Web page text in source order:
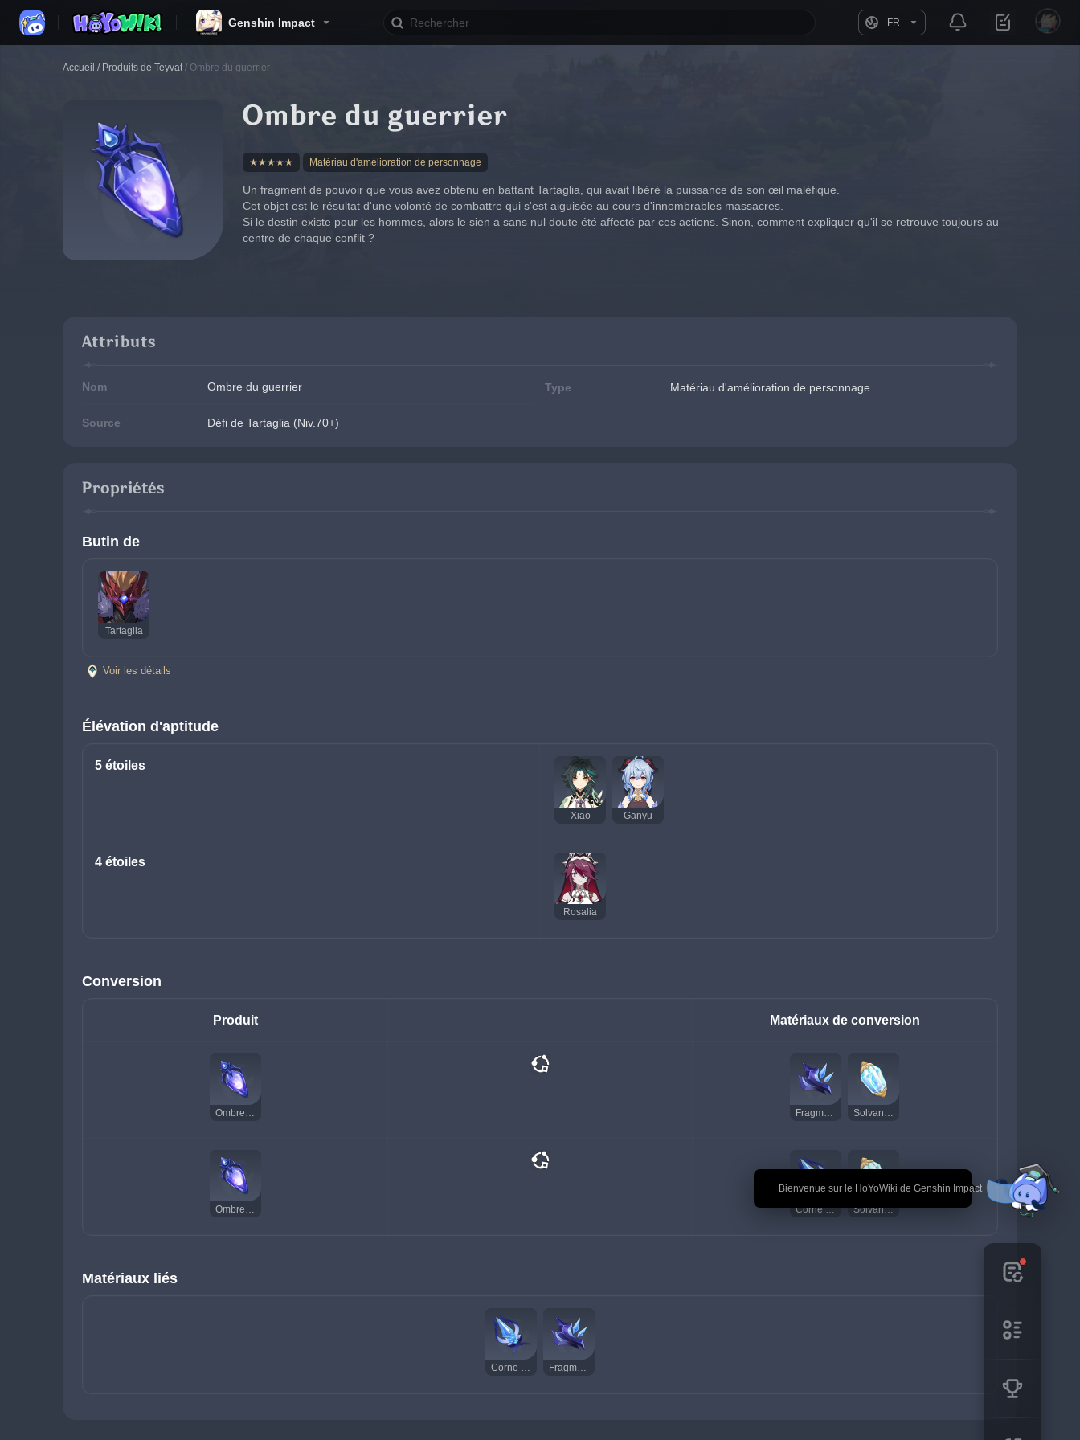
Genshin Impact FR
🎉 Bienvenue sur le HoYoWiki de Genshin Impact
Accueil / Produits de Teyvat / Ombre du guerrier
Ombre du guerrier
★★★★★ Matériau d'amélioration de personnage
Un fragment de pouvoir que vous avez obtenu en battant Tartaglia, qui avait libéré la puissance de son œil maléfique.
Cet objet est le résultat d'une volonté de combattre qui s'est aiguisée au cours d'innombrables massacres.
Si le destin existe pour les hommes, alors le sien a sans nul doute été affecté par ces actions. Sinon, comment expliquer qu'il se retrouve toujours au
centre de chaque conflit ?
Attributs
Nom Ombre du guerrier Type Matériau d'amélioration de personnage
Source Défi de Tartaglia (Niv.70+)
Propriétés
Butin de
Tartaglia
Voir les détails
Élévation d'aptitude
5 étoiles
Xiao Ganyu
4 étoiles
Rosalia
Conversion
Produit Matériaux de conversion
Ombre du guerrier Fragment du démon Solvant de rêve
Ombre du guerrier Corne de Monoceros Caeli Solvant de rêve
Matériaux liés
Corne de Monoceros Caeli Fragment du démon